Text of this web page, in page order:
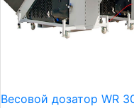
Весовой дозатор WR